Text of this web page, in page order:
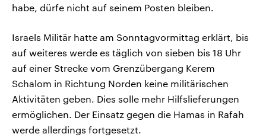
habe, dürfe nicht auf seinem Posten bleiben.
Israels Militär hatte am Sonntagvormittag erklärt, bis
auf weiteres werde es täglich von sieben bis 18 Uhr
auf einer Strecke vom Grenzübergang Kerem
Schalom in Richtung Norden keine militärischen
Aktivitäten geben. Dies solle mehr Hilfslieferungen
ermöglichen. Der Einsatz gegen die Hamas in Rafah
werde allerdings fortgesetzt.